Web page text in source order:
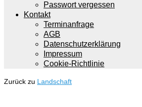
Passwort vergessen
Kontakt
Terminanfrage
AGB
Datenschutzerklärung
Impressum
Cookie-Richtlinie
Zurück zu Landschaft